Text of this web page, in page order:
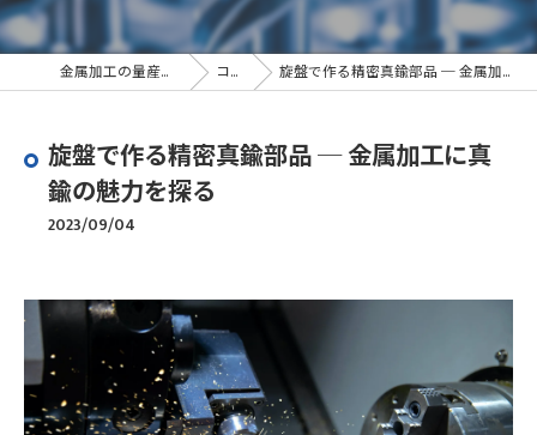
金属加工の量産なら京田精密 コラム 旋盤で作る精密真鍮部品 ─ 金属加工に真鍮の魅力を探る
旋盤で作る精密真鍮部品 ─ 金属加工に真
鍮の魅力を探る
2023/09/04